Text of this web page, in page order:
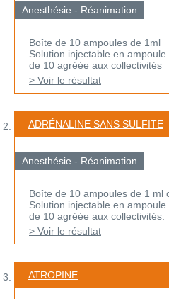
Anesthésie - Réanimation
Boîte de 10 ampoules de 1ml
Solution injectable en
de 10 agréée aux collectivités
> Voir le résultat
ADRÉNALINE SANS SULFITE
Anesthésie - Réanimation
Boîte de 10 ampoules de 1 ml
Solution injectable en
de 10 agréée aux collectivités.
> Voir le résultat
ATROPINE